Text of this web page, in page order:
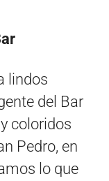
lindos
del Bar
coloridos
Pedro, en
lo que